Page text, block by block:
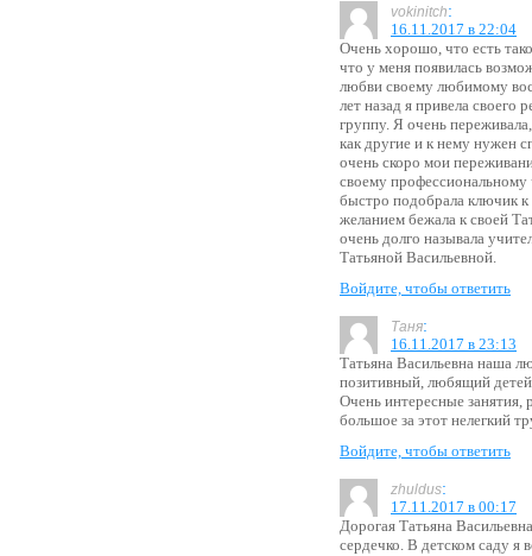
vokinitch:
16.11.2017 в 22:04
Очень хорошо, что есть
что у меня появилась
любви своему любимому
лет назад я привела своего
группу. Я очень
как другие и к нему нужен
очень скоро мои
своему
быстро подобрала ключик
желанием бежала к своей
очень долго называла
Татьяной Васильевной.
Войдите, чтобы ответить
Таня:
16.11.2017 в 23:13
Татьяна Васильевна наша
позитивный, любящий
Очень интересные занятия,
большое за этот нелегкий
Войдите, чтобы ответить
zhuldus:
17.11.2017 в 00:17
Дорогая Татьяна
сердечко. В детском саду я